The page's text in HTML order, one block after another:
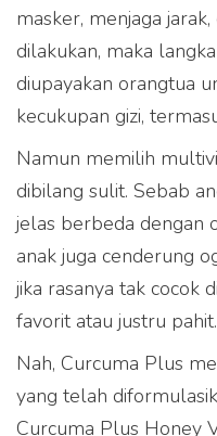
masker, menjaga
dilakukan, maka
diupayakan orangtua
kecukupan gizi,
Namun memilih
dibilang sulit. Sebab
jelas berbeda dengan
anak juga cenderung
jika rasanya tak cocok
favorit atau justru pahit.
Nah, Curcuma Plus
yang telah
Curcuma Plus Honey